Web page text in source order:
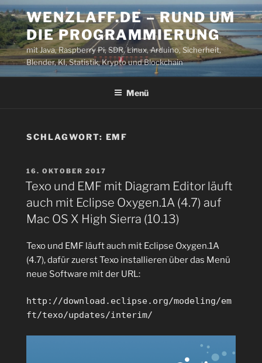
Zum
Inhalt
springen
WENZLAFF.DE – RUND UM
DIE PROGRAMMIERUNG
mit Java, Raspberry Pi, SDR, Linux, Arduino, Sicherheit,
Blender, KI, Statistik, Krypto und Blockchain
Menü
SCHLAGWORT: EMF
VERÖFFENTLICHT
AM
16. OKTOBER 2017
Texo und EMF mit Diagram Editor läuft
auch mit Eclipse Oxygen.1A (4.7) auf
Mac OS X High Sierra (10.13)
Texo und EMF läuft auch mit Eclipse Oxygen.1A
(4.7), dafür zuerst Texo installieren über das Menü
neue Software mit der URL:
http://download.eclipse.org/modeling/em
ft/texo/updates/interim/